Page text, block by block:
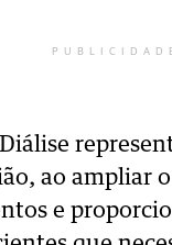
ao ampliar
e